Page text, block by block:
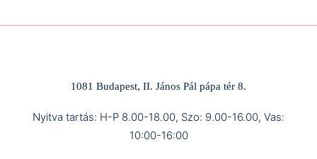
1081 Budapest, II. János Pál pápa tér 8.
Nyitva tartás: H-P 8.00-18.00, Szo: 9.00-16.00, Vas:
10:00-16:00